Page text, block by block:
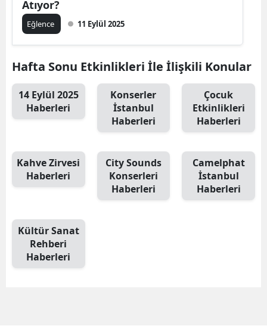
Atıyor?
Eğlence 11 Eylül 2025
Hafta Sonu Etkinlikleri İle İlişkili Konular
14 Eylül 2025
Haberleri
Konserler
İstanbul
Haberleri
Çocuk
Etkinlikleri
Haberleri
Kahve Zirvesi
Haberleri
City Sounds
Konserleri
Haberleri
Camelphat
İstanbul
Haberleri
Kültür Sanat
Rehberi
Haberleri